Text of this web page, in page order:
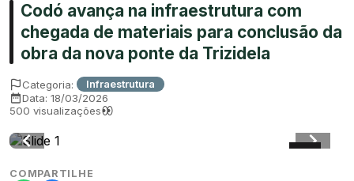
Codó avança na infraestrutura com
chegada de materiais para conclusão da
obra da nova ponte da Trizidela
Categoria: Infraestrutura
Data: 18/03/2026
500 visualizações
COMPARTILHE